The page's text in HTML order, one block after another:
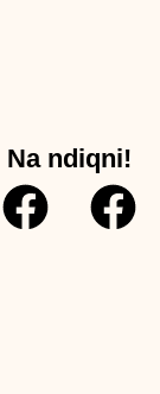
Na ndiqni!